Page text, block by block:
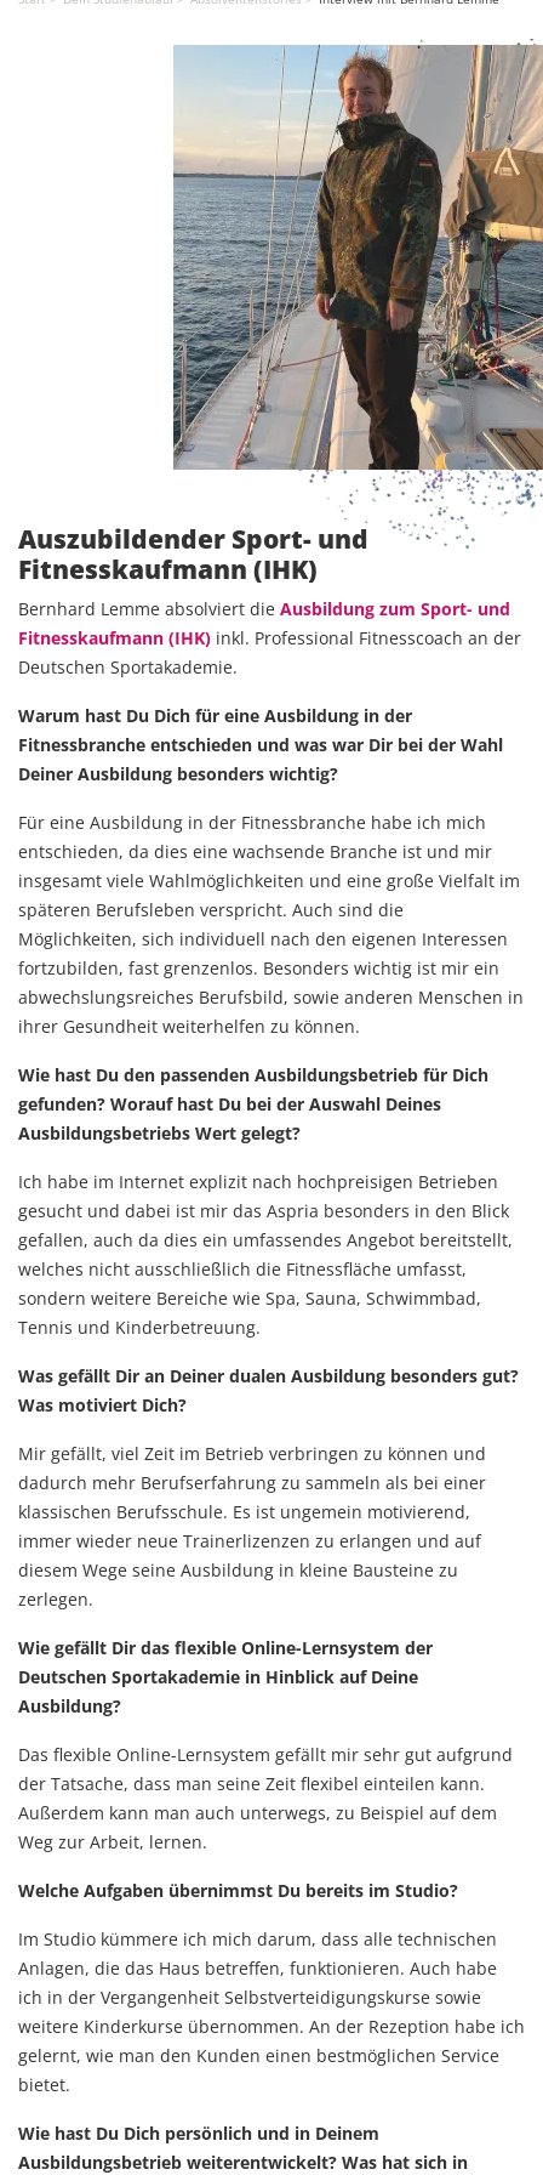
Auszubildender Sport- und
Fitnesskaufmann (IHK)
Bernhard Lemme absolviert die Ausbildung zum Sport- und
Fitnesskaufmann (IHK) inkl. Professional Fitnesscoach an der
Deutschen Sportakademie.
Warum hast Du Dich für eine Ausbildung in der
Fitnessbranche entschieden und was war Dir bei der Wahl
Deiner Ausbildung besonders wichtig?
Für eine Ausbildung in der Fitnessbranche habe ich mich
entschieden, da dies eine wachsende Branche ist und mir
insgesamt viele Wahlmöglichkeiten und eine große Vielfalt im
späteren Berufsleben verspricht. Auch sind die
Möglichkeiten, sich individuell nach den eigenen Interessen
fortzubilden, fast grenzenlos. Besonders wichtig ist mir ein
abwechslungsreiches Berufsbild, sowie anderen Menschen in
ihrer Gesundheit weiterhelfen zu können.
Wie hast Du den passenden Ausbildungsbetrieb für Dich
gefunden? Worauf hast Du bei der Auswahl Deines
Ausbildungsbetriebs Wert gelegt?
Ich habe im Internet explizit nach hochpreisigen Betrieben
gesucht und dabei ist mir das Aspria besonders in den Blick
gefallen, auch da dies ein umfassendes Angebot bereitstellt,
welches nicht ausschließlich die Fitnessfläche umfasst,
sondern weitere Bereiche wie Spa, Sauna, Schwimmbad,
Tennis und Kinderbetreuung.
Was gefällt Dir an Deiner dualen Ausbildung besonders gut?
Was motiviert Dich?
Mir gefällt, viel Zeit im Betrieb verbringen zu können und
dadurch mehr Berufserfahrung zu sammeln als bei einer
klassischen Berufsschule. Es ist ungemein motivierend,
immer wieder neue Trainerlizenzen zu erlangen und auf
diesem Wege seine Ausbildung in kleine Bausteine zu
zerlegen.
Wie gefällt Dir das flexible Online-Lernsystem der
Deutschen Sportakademie in Hinblick auf Deine
Ausbildung?
Das flexible Online-Lernsystem gefällt mir sehr gut aufgrund
der Tatsache, dass man seine Zeit flexibel einteilen kann.
Außerdem kann man auch unterwegs, zu Beispiel auf dem
Weg zur Arbeit, lernen.
Welche Aufgaben übernimmst Du bereits im Studio?
Im Studio kümmere ich mich darum, dass alle technischen
Anlagen, die das Haus betreffen, funktionieren. Auch habe
ich in der Vergangenheit Selbstverteidigungskurse sowie
weitere Kinderkurse übernommen. An der Rezeption habe ich
gelernt, wie man den Kunden einen bestmöglichen Service
bietet.
Wie hast Du Dich persönlich und in Deinem
Ausbildungsbetrieb weiterentwickelt? Was hat sich in